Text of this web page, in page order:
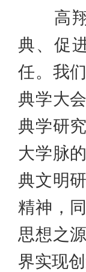
高翔
典、促
任。我
典学大
典学研
大学脉
典文明
精神，
思想之
界实现